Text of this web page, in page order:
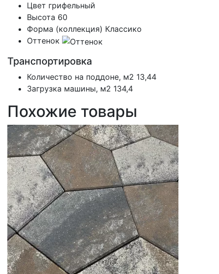
Цвет грифельный
Высота 60
Форма (коллекция) Классико
Оттенок
Транспортировка
Количество на поддоне, м2 13,44
Загрузка машины, м2 134,4
Похожие товары